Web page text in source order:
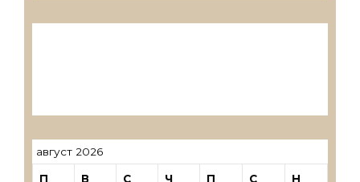
август 2026
П В С Ч П С Н